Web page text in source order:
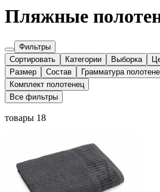
Пляжные
Фильтры
Сортировать
Категории Выборка
Размер
Состав Грамматура
Комплект полотенец
Все фильтры
товары 18